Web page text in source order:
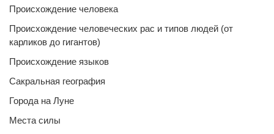
Происхождение человека
Происхождение человеческих рас и типов людей (от
карликов до гигантов)
Происхождение языков
Сакральная география
Города на Луне
Места силы